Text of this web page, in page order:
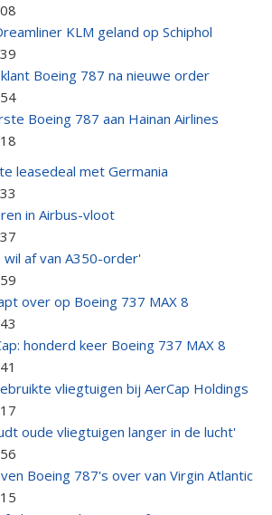
KLM geland op Schiphol
Boeing 787 na nieuwe order
Boeing 787 aan Hainan Airlines
leasedeal met Germania
in Airbus-vloot
wil af van A350-order'
over op Boeing 737 MAX 8
honderd keer Boeing 737 MAX 8
vliegtuigen bij AerCap Holdings
oude vliegtuigen langer in de lucht'
Boeing 787's over van Virgin Atlantic